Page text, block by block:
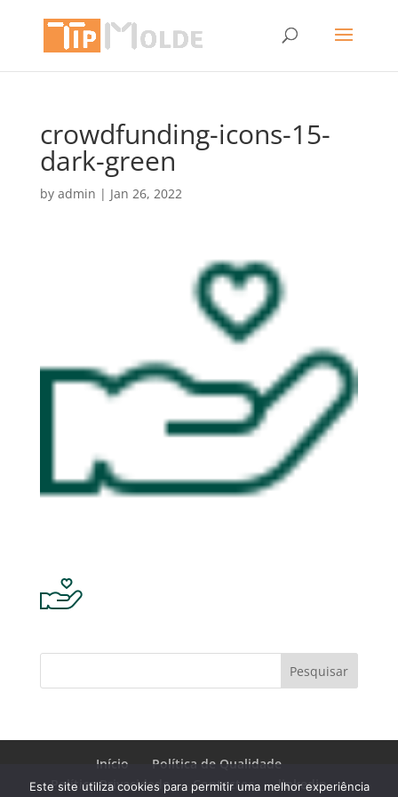
crowdfunding-icons-15-
dark-green
by admin | Jan 26, 2022
Pesquisar
Início
Política de Qualidade
Política Privacidade
Contactos
linkedin
Este site utiliza cookies para permitir uma melhor experiência